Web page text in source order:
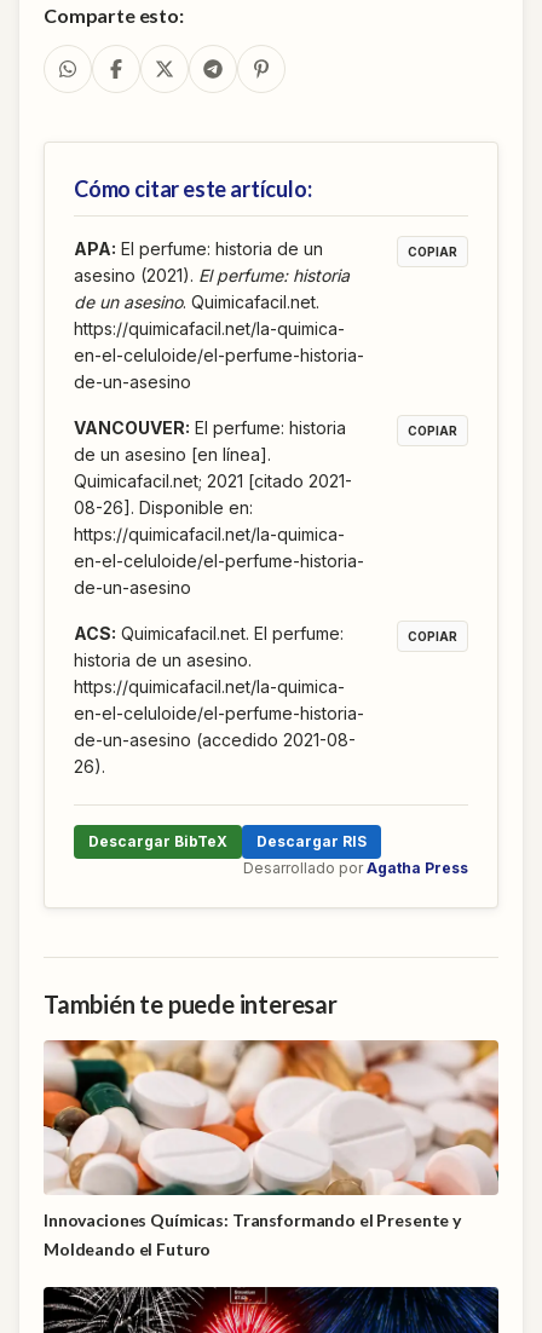
Comparte esto:
Cómo citar este artículo:
APA: El perfume: historia de un
asesino (2021). El perfume: historia
de un asesino. Quimicafacil.net.
https://quimicafacil.net/la-quimica-
en-el-celuloide/el-perfume-historia-
de-un-asesino
COPIAR
VANCOUVER: El perfume: historia
de un asesino [en línea].
Quimicafacil.net; 2021 [citado 2021-
08-26]. Disponible en:
https://quimicafacil.net/la-quimica-
en-el-celuloide/el-perfume-historia-
de-un-asesino
COPIAR
ACS: Quimicafacil.net. El perfume:
historia de un asesino.
https://quimicafacil.net/la-quimica-
en-el-celuloide/el-perfume-historia-
de-un-asesino (accedido 2021-08-
26).
COPIAR
Descargar BibTeX
Descargar RIS
Desarrollado por Agatha Press
También te puede interesar
Innovaciones Químicas: Transformando el Presente y
Moldeando el Futuro